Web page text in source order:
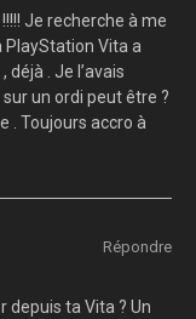
Je recherche à me
PlayStation Vita a
déjà . Je l’avais
un ordi peut être ?
. Toujours accro à
Répondre
depuis ta Vita ? Un